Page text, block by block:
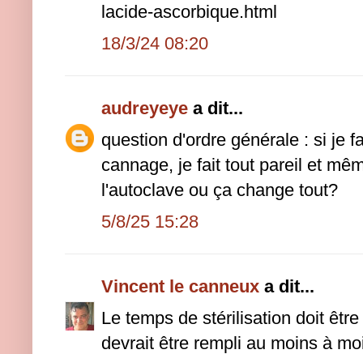
lacide-ascorbique.html
18/3/24 08:20
audreyeye a dit...
question d'ordre générale : si je
cannage, je fait tout pareil et
l'autoclave ou ça change tout?
5/8/25 15:28
Vincent le canneux a dit...
Le temps de stérilisation doit
devrait être rempli au moins à